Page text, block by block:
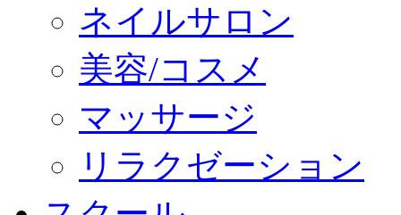
ネイルサロン
美容/コスメ
マッサージ
リラクゼーション